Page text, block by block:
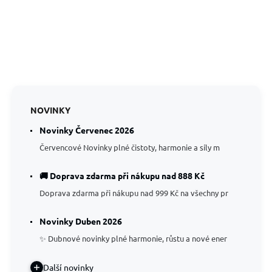
NOVINKY
Novinky Červenec 2026
Červencové Novinky plné čistoty, harmonie a síly m
🚚 Doprava zdarma při nákupu nad 888 Kč
Doprava zdarma při nákupu nad 999 Kč na všechny pr
Novinky Duben 2026
✨ Dubnové novinky plné harmonie, růstu a nové ener
Další novinky